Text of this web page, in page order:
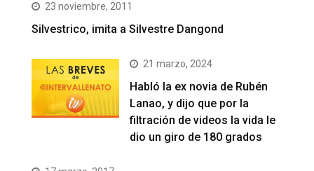
23 noviembre, 2011
Silvestrico, imita a Silvestre Dangond
21 marzo, 2024
Habló la ex novia de Rubén
Lanao, y dijo que por la
filtración de videos la vida le
dio un giro de 180 grados